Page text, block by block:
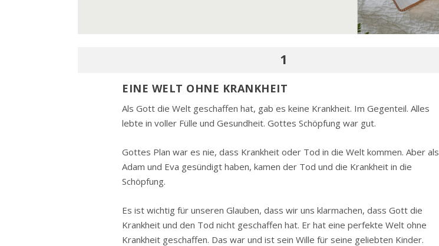
1
EINE WELT OHNE KRANKHEIT
Als Gott die Welt geschaffen hat, gab es keine Krankheit. Im Gegenteil. Alles
lebte in voller Fülle und Gesundheit. Gottes Schöpfung war gut.
Gottes Plan war es nie, dass Krankheit oder Tod in die Welt kommen. Aber als
Adam und Eva gesündigt haben, kamen der Tod und die Krankheit in die
Schöpfung.
Es ist wichtig für unseren Glauben, dass wir uns klarmachen, dass Gott die
Krankheit und den Tod nicht geschaffen hat. Er hat eine perfekte Welt ohne
Krankheit geschaffen. Das war und ist sein Wille für seine geliebten Kinder.